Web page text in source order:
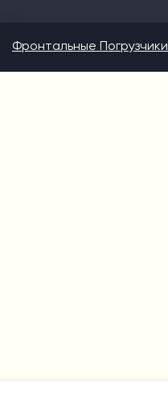
Фронтальные Погрузчики